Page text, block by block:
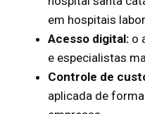
em hospitais
Acesso digital: o
e especialistas
Controle de
aplicada de